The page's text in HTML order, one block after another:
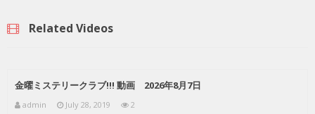
Related Videos
金曜ミステリークラブ!!! 動画 2026年8月7日
admin July 28, 2019 2